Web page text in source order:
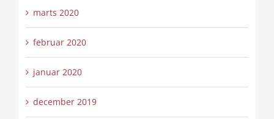
marts 2020
februar 2020
januar 2020
december 2019